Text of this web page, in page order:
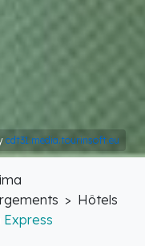
cdt31.media.tourinsoft.eu
Hôtels